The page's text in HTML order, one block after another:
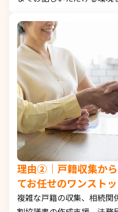
理由②｜戸籍収集か
てお任せのワンスト
複雑な戸籍の収集、相続関